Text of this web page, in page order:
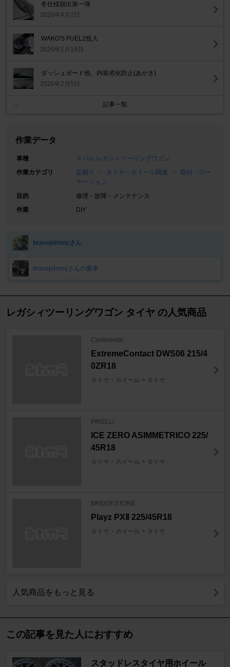
冬仕様脱出第一弾
2026年4月2日
WAKO'S FUEL2投入
2026年2月18日
ダッシュボード他、内装劣化防止(あがき)
2026年2月5日
記事一覧
作業データ
車種
スバル レガシィツーリングワゴン
作業カテゴリ
足廻り タイヤ・ホイール関連
取付・ロー
テーション
目的
修理・故障・メンテナンス
作業
DIY
bravojohnnyさん
bravojohnnyさんの愛車
レガシィツーリングワゴン タイヤ の人気商品
Continental
ExtremeContact DWS06 215/4
0ZR18
タイヤ・ホイール > タイヤ
PIRELLI
ICE ZERO ASIMMETRICO 225/
45R18
タイヤ・ホイール > タイヤ
BRIDGESTONE
Playz PXⅡ 225/45R18
タイヤ・ホイール > タイヤ
人気商品をもっと見る
この記事を見た人におすすめ
スタッドレスタイヤ用ホイール